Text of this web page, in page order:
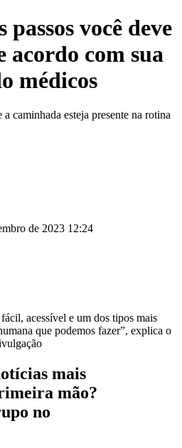
você deve
acordo com sua
médicos
caminhada esteja presente na rotina
de 2023 12:24
acessível e um dos tipos mais
que podemos fazer”, explica o
mais
mão?
no